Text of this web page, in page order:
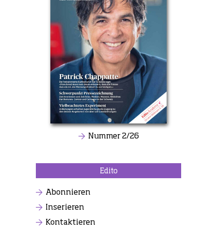
Nummer 2/26
Edito
Abonnieren
Inserieren
Kontaktieren